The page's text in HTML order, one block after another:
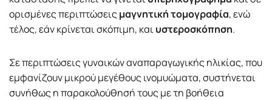
ορισμένες περιπτώσειςμαγνητική τομογραφία, ενώ
τέλος, εάν κρίνεται σκόπιμη, καιυστεροσκόπηση.
Σε περιπτώσεις γυναικών αναπαραγωγικής ηλικίας, που
εμφανίζουν μικρού μεγέθους ινομυώματα, συστήνεται
συνήθως η παρακολούθησή τους με τη βοήθεια